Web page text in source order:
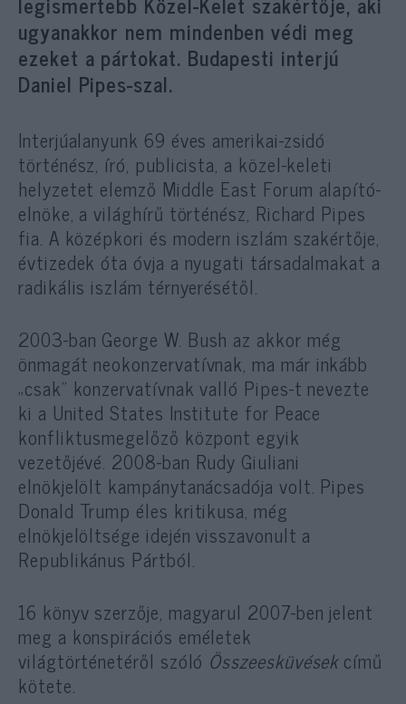
ugyanakkor nem mindenben védi meg
ezeket a pártokat. Budapesti interjú
Daniel Pipes-szal.
Interjúalanyunk 69 éves amerikai-zsidó
történész, író, publicista, a közel-keleti
helyzetet elemző Middle East Forum alapító-
elnöke, a világhírű történész, Richard Pipes
fia. A középkori és modern iszlám szakértője,
évtizedek óta óvja a nyugati társadalmakat a
radikális iszlám térnyerésétől.
2003-ban George W. Bush az akkor még
önmagát neokonzervatívnak, ma már inkább
„csak” konzervatívnak valló Pipes-t nevezte
ki a United States Institute for Peace
konfliktusmegelőző központ egyik
vezetőjévé. 2008-ban Rudy Giuliani
elnökjelölt kampánytanácsadója volt. Pipes
Donald Trump éles kritikusa, még
elnökjelöltsége idején visszavonult a
Republikánus Pártból.
16 könyv szerzője, magyarul 2007-ben jelent
meg a konspirációs eméletek
világtörténetéről szóló Összeesküvésekcímű
kötete.